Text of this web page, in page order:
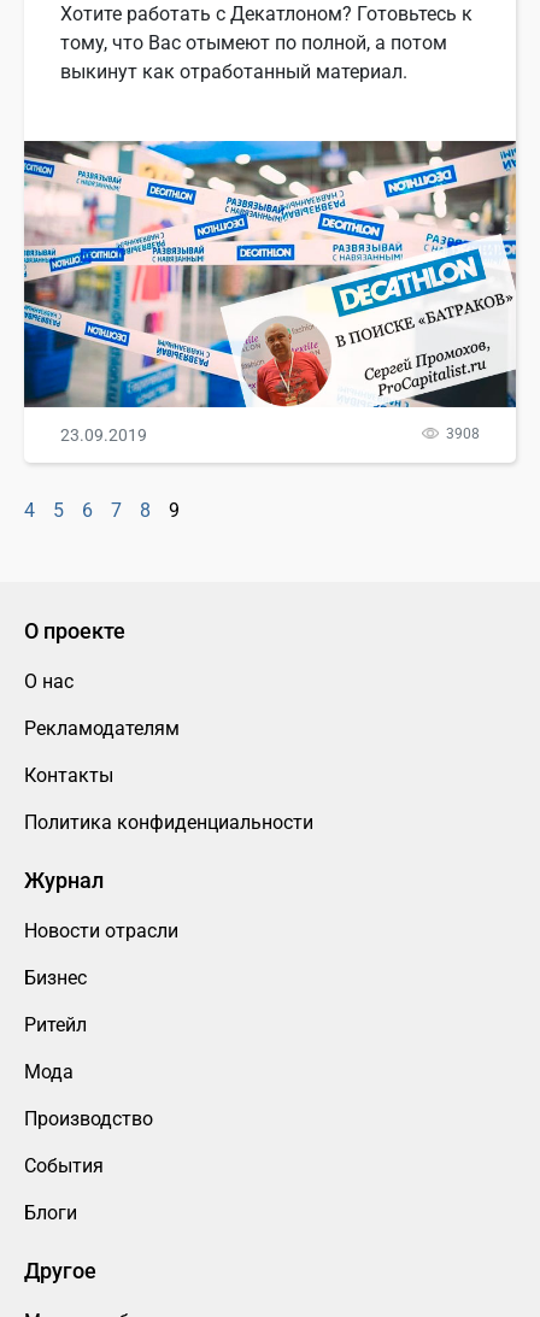
Хотите работать с Декатлоном? Готовьтесь к
тому, что Вас отымеют по полной, а потом
выкинут как отработанный материал.
23.09.2019 3908
4 5 6 7 8 9
О проекте
О нас
Рекламодателям
Контакты
Политика конфиденциальности
Журнал
Новости отрасли
Бизнес
Ритейл
Мода
Производство
События
Блоги
Другое